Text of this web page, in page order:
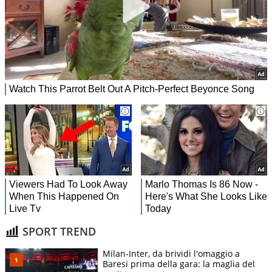
SPORT TREND
Milan-Inter, da brividi l'omaggio a
Baresi prima della gara: la maglia del